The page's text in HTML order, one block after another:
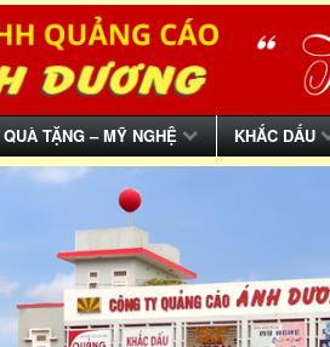
QUÀ TẶNG – MỸ NGHỆ KHẮC DẤU